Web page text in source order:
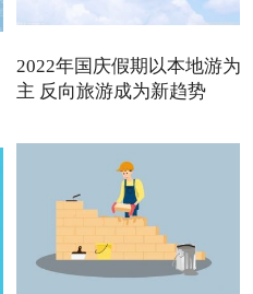
2022年国庆假期以本地游为
主 反向旅游成为新趋势